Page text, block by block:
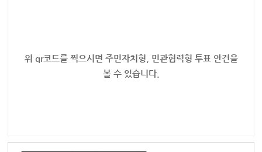
위 qr코드를 찍으시면 주민자치형, 민관협력형 투표 안건을
볼 수 있습니다.